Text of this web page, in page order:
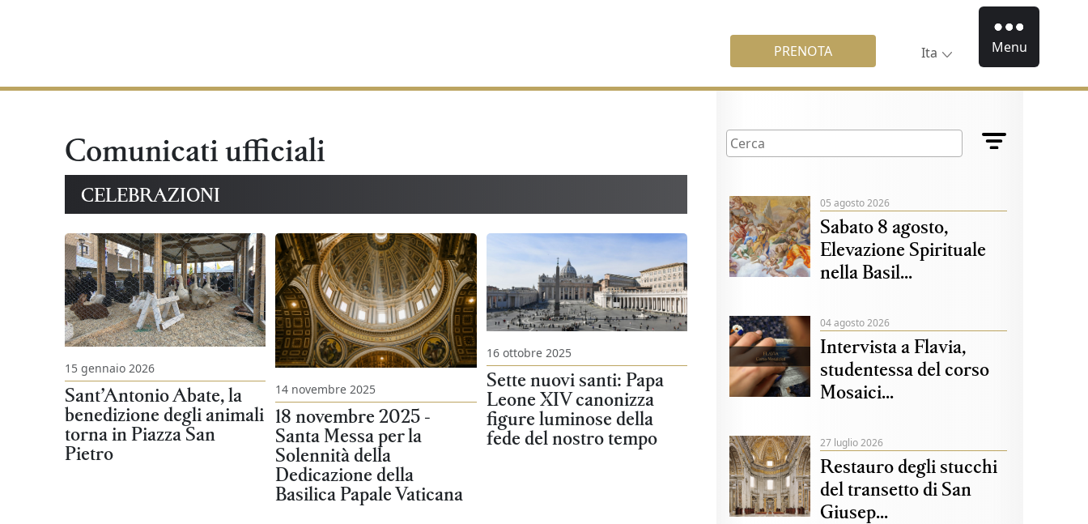
PRENOTA Ita Menu
Comunicati ufficiali
CELEBRAZIONI
15 gennaio 2026
Sant’Antonio Abate, la
benedizione degli animali
torna in Piazza San
Pietro
14 novembre 2025
18 novembre 2025 -
Santa Messa per la
Solennità della
Dedicazione della
Basilica Papale Vaticana
16 ottobre 2025
Sette nuovi santi: Papa
Leone XIV canonizza
figure luminose della
fede del nostro tempo
05 agosto 2026
Sabato 8 agosto,
Elevazione Spirituale
nella Basil...
04 agosto 2026
Intervista a Flavia,
studentessa del corso
Mosaici...
27 luglio 2026
Restauro degli stucchi
del transetto di San
Giusep...